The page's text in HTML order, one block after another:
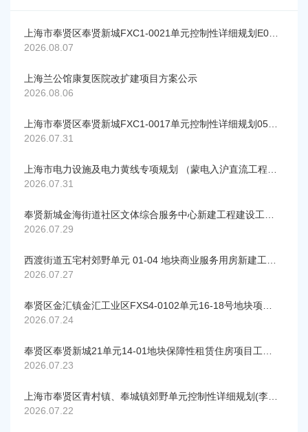
上海市奉贤区奉贤新城FXC1-0021单元控制性详细规划E03街坊实施深化（公示）
2026.08.07
上海兰公馆康复医院改扩建项目方案公示
2026.08.06
上海市奉贤区奉贤新城FXC1-0017单元控制性详细规划05街坊局部调整公示
2026.07.31
上海市电力设施及电力黄线专项规划 （蒙电入沪直流工程及崇明侧配套、漕泾电厂二期送出、新场输变电、汾湖—三林线路增容改造、林海站配套送出）草案公示 （奉贤区部分）
2026.07.31
奉贤新城金海街道社区文体综合服务中心新建工程建设工程规划许可证调整公示
2026.07.29
西渡街道五宅村郊野单元 01-04 地块商业服务用房新建工程规划许可证调整公示
2026.07.27
奉贤区金汇镇金汇工业区FXS4-0102单元16-18号地块项目设计方案公示
2026.07.24
奉贤区奉贤新城21单元14-01地块保障性租赁住房项目工规证调整公示
2026.07.23
上海市奉贤区青村镇、奉城镇郊野单元控制性详细规划(李窑村、卫季村)FXQC0075、FXQC0077、FXFC0075、FXFC0077局部调整公示草案
2026.07.22